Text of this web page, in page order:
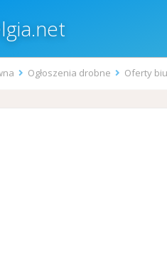
Ogłoszenia drobne Oferty